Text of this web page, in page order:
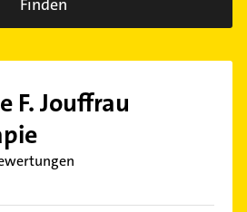
Finden
F. Jouffrau